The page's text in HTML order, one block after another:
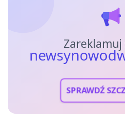
Zareklamuj
SPRAWDŹ